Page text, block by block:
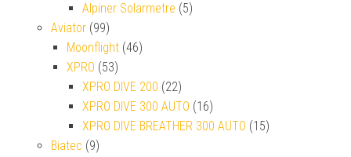
Alpiner Solarmetre (5)
Aviator (99)
Moonflight (46)
XPRO (53)
XPRO DIVE 200 (22)
XPRO DIVE 300 AUTO (16)
XPRO DIVE BREATHER 300 AUTO (15)
Biatec (9)